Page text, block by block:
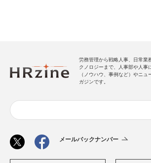
労務管理から戦略人事、日常業
クノロジーまで、人事部や人事
（ノウハウ、事例など）やニ
ガジンです。
メールバックナンバー